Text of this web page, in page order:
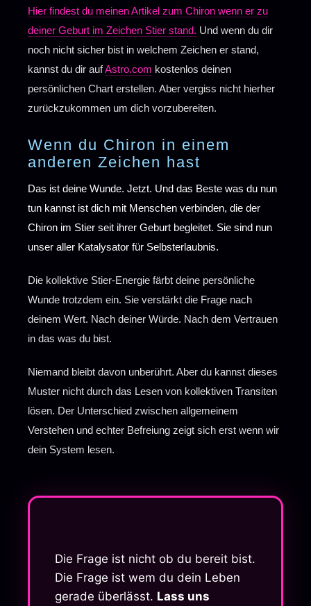
Hier findest du meinen Artikel zum Chiron wenn er zu
deiner Geburt im Zeichen Stier stand. Und wenn du dir
noch nicht sicher bist in welchem Zeichen er stand,
kannst du dir aufAstro.com kostenlos deinen
persönlichen Chart erstellen. Aber vergiss nicht hierher
zurückzukommen um dich vorzubereiten.
Wenn du Chiron in einem
anderen Zeichen hast
Das ist deine Wunde. Jetzt. Und das Beste was du nun
tun kannst ist dich mit Menschen verbinden, die der
Chiron im Stier seit ihrer Geburt begleitet. Sie sind nun
unser aller Katalysator für Selbsterlaubnis.
Die kollektive Stier-Energie färbt deine persönliche
Wunde trotzdem ein. Sie verstärkt die Frage nach
deinem Wert. Nach deiner Würde. Nach dem Vertrauen
in das was du bist.
Niemand bleibt davon unberührt. Aber du kannst dieses
Muster nicht durch das Lesen von kollektiven Transiten
lösen. Der Unterschied zwischen allgemeinem
Verstehen und echter Befreiung zeigt sich erst wenn wir
dein System lesen.
Die Frage ist nicht ob du bereit bist.
Die Frage ist wem du dein Leben
gerade überlässt. Lass uns